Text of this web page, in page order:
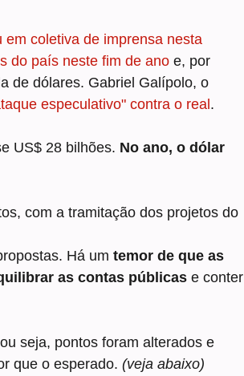
em coletiva de imprensa nesta
do país neste fim de ano e, por
de dólares. Gabriel Galípolo, o
especulativo" contra o real.
US$ 28 bilhões. No ano, o dólar
com a tramitação dos projetos do
Há um temor de que as
as contas públicas e conter
seja, pontos foram alterados e
que o esperado. (veja abaixo)